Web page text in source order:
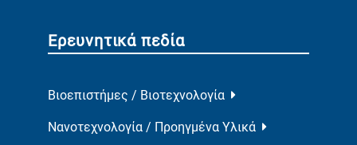
Ερευνητικά πεδία
Βιοεπιστήμες / Βιοτεχνολογία
Νανοτεχνολογία / Προηγμένα Υλικά